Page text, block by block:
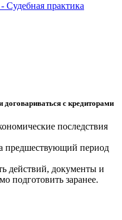
Судебная практика
договариваться с кредиторами
последствия
предшествующий период
действий, документы и
подготовить заранее.